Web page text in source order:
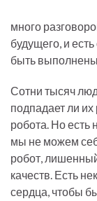
много
будущего, и
быть
Сотни тысяч
подпадает ли
робота. Но
мы не можем
робот,
качеств. Есть
сердца, чтобы